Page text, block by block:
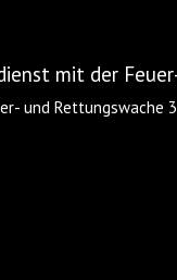
mit der
und Rettungswache